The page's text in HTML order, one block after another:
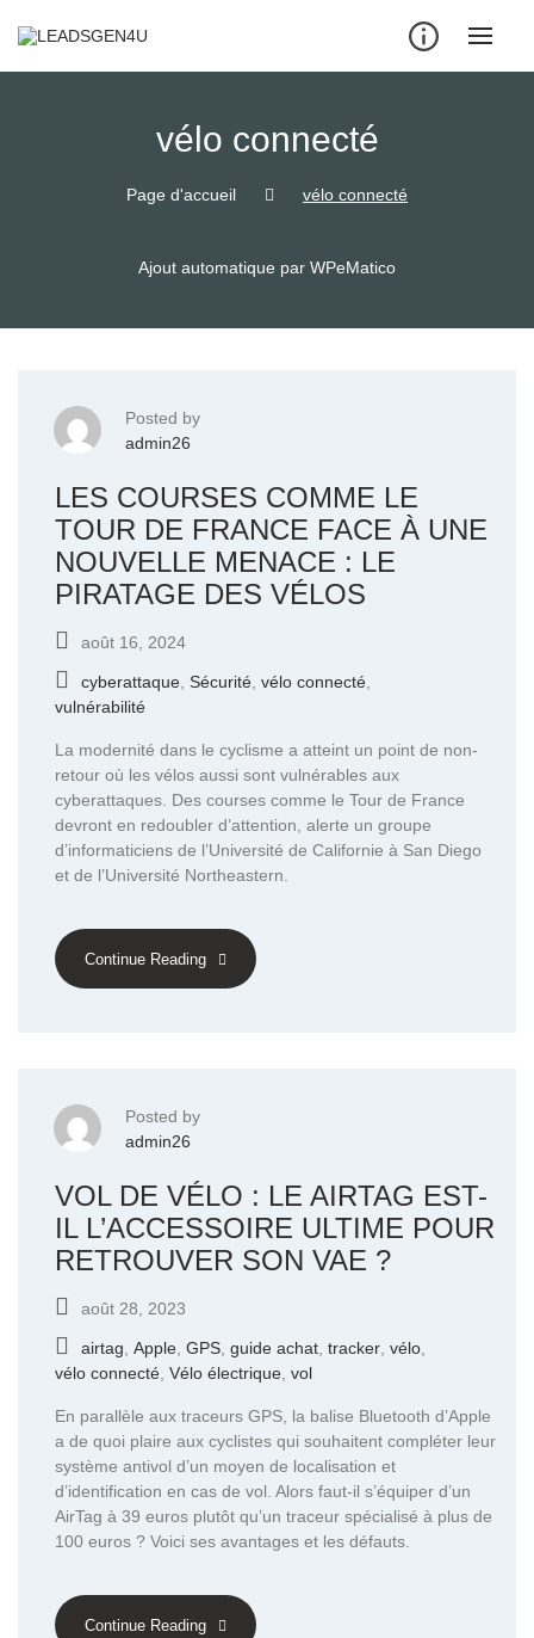
vélo connecté
Page d'accueil vélo connecté
Ajout automatique par WPeMatico
Posted by
admin26
LES COURSES COMME LE
TOUR DE FRANCE FACE À UNE
NOUVELLE MENACE : LE
PIRATAGE DES VÉLOS
août 16, 2024
cyberattaque Sécurité vélo connecté
vulnérabilité
La modernité dans le cyclisme a atteint un point de non-
retour où les vélos aussi sont vulnérables aux
cyberattaques. Des courses comme le Tour de France
devront en redoubler d’attention, alerte un groupe
d’informaticiens de l’Université de Californie à San Diego
et de l’Université Northeastern.
Continue Reading
Posted by
admin26
VOL DE VÉLO : LE AIRTAG EST-
IL L’ACCESSOIRE ULTIME POUR
RETROUVER SON VAE ?
août 28, 2023
airtag Apple GPS guide achat tracker vélo
vélo connecté Vélo électrique vol
En parallèle aux traceurs GPS, la balise Bluetooth d’Apple
a de quoi plaire aux cyclistes qui souhaitent compléter leur
système antivol d’un moyen de localisation et
d’identification en cas de vol. Alors faut-il s’équiper d’un
AirTag à 39 euros plutôt qu’un traceur spécialisé à plus de
100 euros ? Voici ses avantages et les défauts.
Continue Reading